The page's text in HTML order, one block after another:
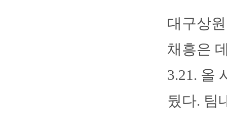
대구상
채흥은
3.21. 올
뒀다. 팀